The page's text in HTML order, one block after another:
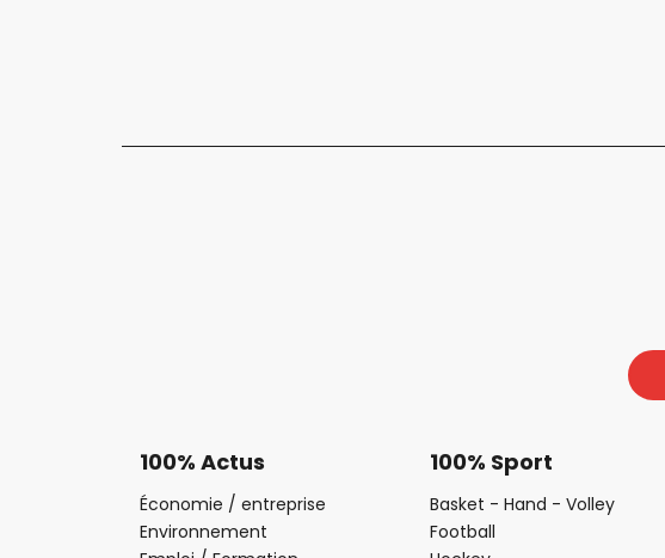
100% Actus
Économie / entreprise
Environnement
100% Sport
Basket - Hand - Volley
Football